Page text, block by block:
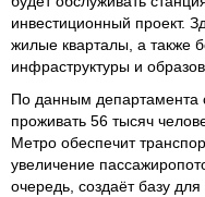
инвестиционный проект.
жилые кварталы, а также
инфраструктуры и
По данным департамента
проживать 56 тысяч
Метро обеспечит
увеличение
очередь, создаёт базу